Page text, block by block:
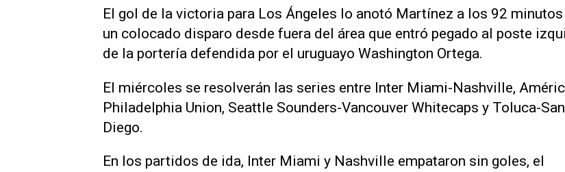
El gol de la victoria para Los Ángeles lo anotó Martínez a los 92
un colocado disparo desde ‌fuera del área que entró pegado al poste
de la portería defendida por el uruguayo Washington Ortega.
El miércoles se resolverán las series entre Inter Miami-Nashville,
Philadelphia Union, Seattle Sounders-Vancouver Whitecaps y Toluca-San
Diego.
En los partidos de ida, Inter Miami y Nashville empataron sin goles, el